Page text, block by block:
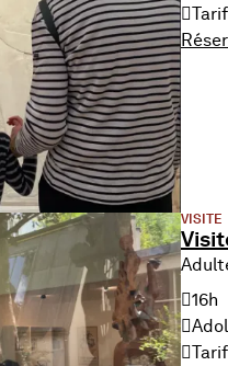
VISITE
16h